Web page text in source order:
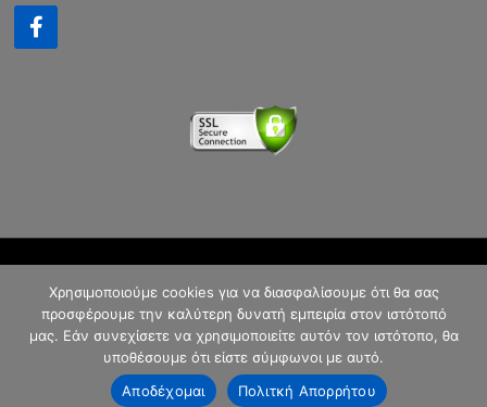
©inspired bylynx
Χρησιμοποιούμε cookies για να διασφαλίσουμε ότι θα σας
προσφέρουμε την καλύτερη δυνατή εμπειρία στον ιστότοπό
μας. Εάν συνεχίσετε να χρησιμοποιείτε αυτόν τον ιστότοπο, θα
υποθέσουμε ότι είστε σύμφωνοι με αυτό.
Αποδέχομαι
Πολιτκή Απορρήτου